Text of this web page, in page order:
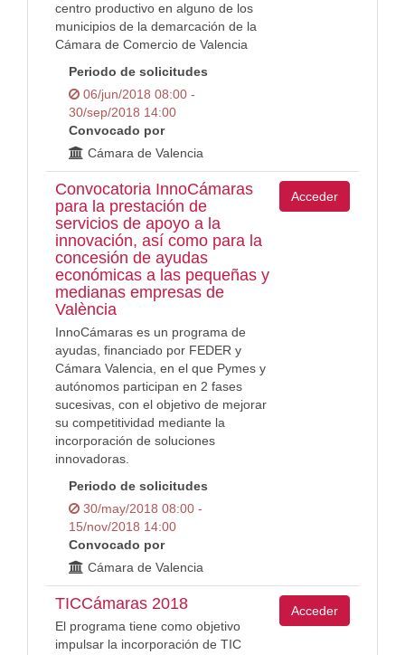
centro productivo en alguno de los
municipios de la demarcación de la
Cámara de Comercio de Valencia
Periodo de solicitudes
06/jun/2018 08:00 -
30/sep/2018 14:00
Convocado por
Cámara de Valencia
Convocatoria InnoCámaras
para la prestación de
servicios de apoyo a la
innovación, así como para la
concesión de ayudas
económicas a las pequeñas y
medianas empresas de
València
InnoCámaras es un programa de
ayudas, financiado por FEDER y
Cámara Valencia, en el que Pymes y
autónomos participan en 2 fases
sucesivas, con el objetivo de mejorar
su competitividad mediante la
incorporación de soluciones
innovadoras.
Periodo de solicitudes
30/may/2018 08:00 -
15/nov/2018 14:00
Convocado por
Cámara de Valencia
Acceder
TICCámaras 2018
El programa tiene como objetivo
impulsar la incorporación de TIC
Acceder